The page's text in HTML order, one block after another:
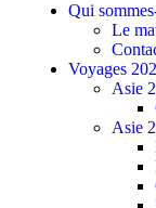
Qui
Le
Voyages
Asie
Asie